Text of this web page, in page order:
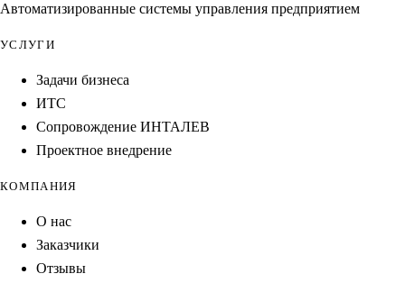
Автоматизированные системы управления предприятием
УСЛУГИ
Задачи бизнеса
ИТС
Сопровождение ИНТАЛЕВ
Проектное внедрение
КОМПАНИЯ
О нас
Заказчики
Отзывы